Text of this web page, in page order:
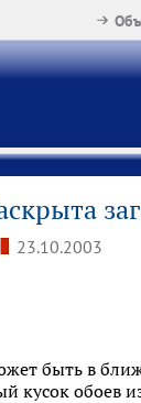
23.10.2003
быть в
кусок обоев